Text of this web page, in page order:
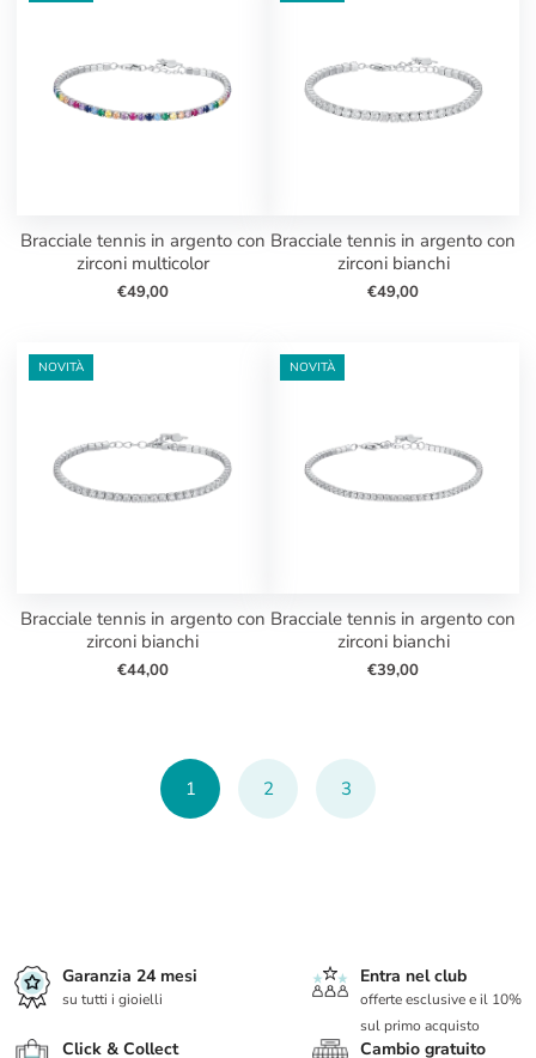
bracciale tennis in argento con
zirconi multicolor
€49,00
bracciale tennis in argento con
zirconi bianchi
€49,00
NOVITÀ
bracciale tennis in argento con
zirconi bianchi
€44,00
NOVITÀ
bracciale tennis in argento con
zirconi bianchi
€39,00
1 2 3
Garanzia 24 mesi
su tutti i gioielli
Entra nel club
offerte esclusive e il 10%
sul primo acquisto
Click & Collect Cambio gratuito